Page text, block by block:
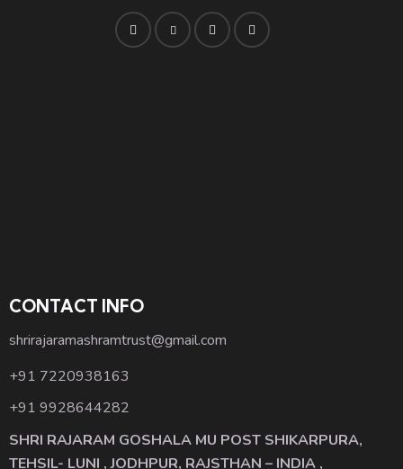
CONTACT INFO
shrirajaramashramtrust@gmail.com
+91 7220938163
+91 9928644282
SHRI RAJARAM GOSHALA MU POST SHIKARPURA,
TEHSIL- LUNI , JODHPUR, RAJSTHAN – INDIA ,